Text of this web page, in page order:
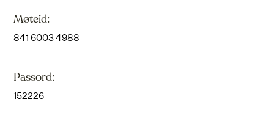
Møteid:
841 6003 4988
Passord:
152226